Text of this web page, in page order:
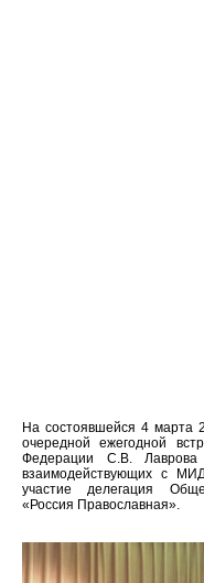
На состоявшейся 4 марта
очередной ежегодной
Федерации С.В. Лаврова
взаимодействующих с
участие делегация
«Россия Православная».